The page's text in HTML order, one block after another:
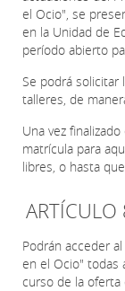
el Ocio", se
en la Unidad de
período abierto
Se podrá
talleres, de
Una vez
matrícula para
libres, o hasta
ARTÍCULO
Podrán acceder
en el Ocio" todas
curso de la oferta